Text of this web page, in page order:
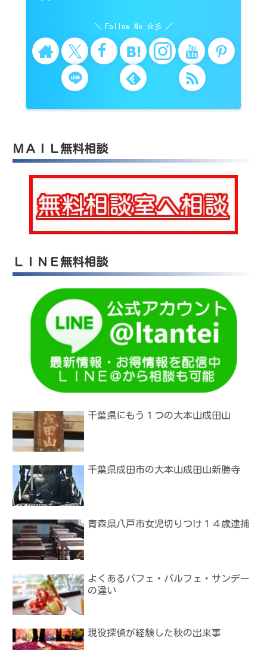
Follow Me ☆彡
ＭＡＩＬ無料相談
ＬＩＮＥ無料相談
千葉県にもう１つの大本山成田山
千葉県成田市の大本山成田山新勝寺
青森県八戸市女児切りつけ１４歳逮捕
よくあるパフェ・パルフェ・サンデー
の違い
現役探偵が経験した秋の出来事